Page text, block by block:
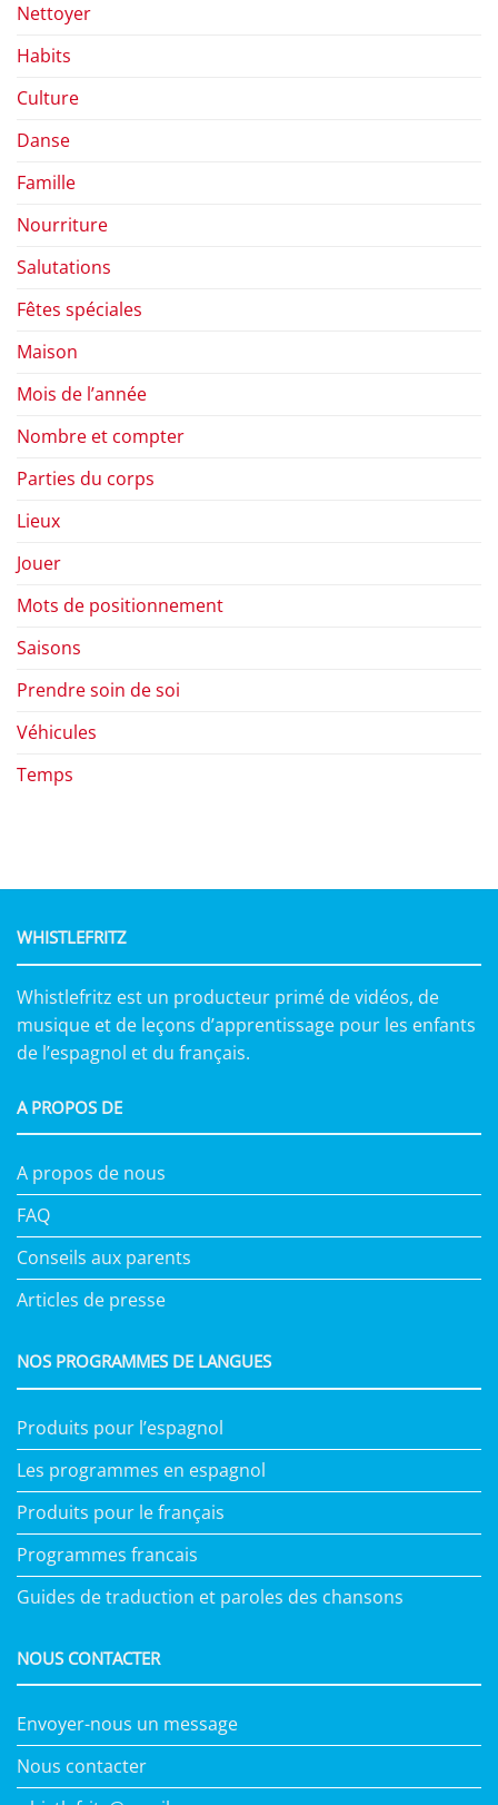
Nettoyer
Habits
Culture
Danse
Famille
Nourriture
Salutations
Fêtes spéciales
Maison
Mois de l’année
Nombre et compter
Parties du corps
Lieux
Jouer
Mots de positionnement
Saisons
Prendre soin de soi
Véhicules
Temps
WHISTLEFRITZ
Whistlefritz est un producteur primé de vidéos, de
musique et de leçons d’apprentissage pour les enfants
de l’espagnol et du français.
A PROPOS DE
A propos de nous
FAQ
Conseils aux parents
Articles de presse
NOS PROGRAMMES DE LANGUES
Produits pour l’espagnol
Les programmes en espagnol
Produits pour le français
Programmes francais
Guides de traduction et paroles des chansons
NOUS CONTACTER
Envoyer-nous un message
Nous contacter